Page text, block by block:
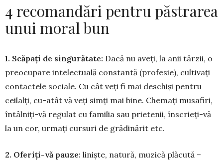
4 recomandări pentru păstrarea
unui moral bun
1. Scăpați de singurătate: Dacă nu aveți, la anii târzii, o
preocupare inte­lec­tuală constantă (profesie), cultivați
contactele sociale. Cu cât veți fi mai deschiși pentru
ceilalți, cu-atât vă veți simți mai bine. Chemați musafiri,
în­tâlniți-vă regulat cu familia sau prie­tenii, înscrieți-vă
la un cor, urmați cursuri de grădinărit etc.
2. Oferiți-vă pauze: liniște, natură, muzică plăcută –